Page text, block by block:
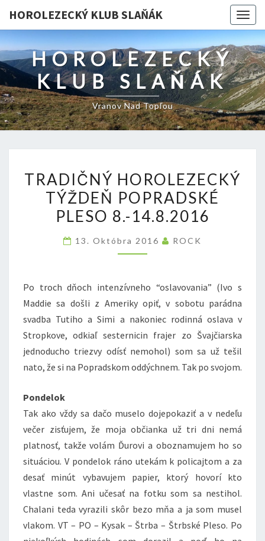
HOROLEZECKÝ KLUB SLAŇÁK
HOROLEZECKÝ
KLUB SLAŇÁK
Vranov Nad Topľou
HOROLEZECKÝ
TÝŽDEŇ
POPRADSKÉ
8.-14.8.2016
TRADIČNÝ HOROLEZECKÝ
TÝŽDEŇ POPRADSKÉ
PLESO 8.-14.8.2016
13. Októbra 2016 ROCK
Po troch dňoch intenzívneho “oslavovania” (Ivo s
Maddie sa došli z Ameriky opiť, v sobotu parádna
svadba Tutiho a Simi a nakoniec rodinná oslava v
Stropkove, odkiaľ sesternicin frajer zo Švajčiarska
jednoducho triezvy odísť nemohol) som sa už tešil
nato, že si na Popradskom oddýchnem. Tak po svojom.
Pondelok
Tak ako vždy sa dačo muselo dojepokaziť a v nedeľu
večer zisťujem, že moja občianka už tri dni nemá
platnosť, takže volám Ďurovi a oboznamujem ho so
situáciou. V pondelok ráno utekám k policajtom a za
desať minút vybavujem papier, ktorý hovorí kto
vlastne som. Ani učesať na fotku som sa nestihol.
Chalani teda vyrazili skôr bezo mňa a ja som musel
vlakom. VT – PO – Kysak – Štrba – Štrbské Pleso. Po